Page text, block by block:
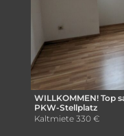
WILLKOMMEN! Top
PKW-Stellplatz
Kaltmiete 330 €